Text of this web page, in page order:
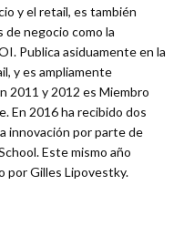
y el retail, es también
negocio como la
Publica asiduamente en la
y es ampliamente
2011 y 2012 es Miembro
En 2016 ha recibido dos
innovación por parte de
Este mismo año
por Gilles Lipovestky.